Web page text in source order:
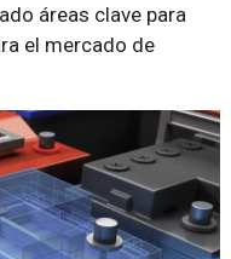
áreas clave para
el mercado de